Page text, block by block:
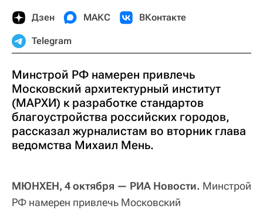
Дзен МАКС ВКонтакте
Telegram
Минстрой РФ намерен привлечь
Московский архитектурный институт
(МАРХИ) к разработке стандартов
благоустройства российских городов,
рассказал журналистам во вторник глава
ведомства Михаил Мень.
МЮНХЕН, 4 октября — РИА Новости. Минстрой
РФ намерен привлечь Московский